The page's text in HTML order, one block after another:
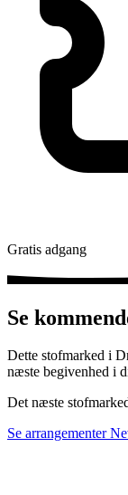
Gratis adgang
Se
Dette stofmarked i
næste begivenhed i
Det næste
Se arrangementer